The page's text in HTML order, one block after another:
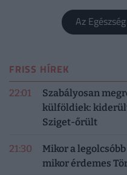
Az
FRISS HÍREK
22:01
Szabályosan
külföldiek:
Sziget-őrült
21:30
Mikor a
mikor érdemes